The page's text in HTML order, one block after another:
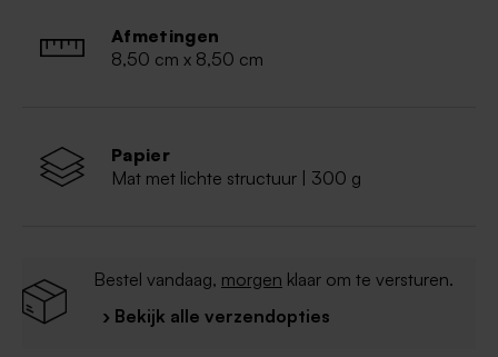
Afmetingen
8,50 cm x 8,50 cm
Papier
Mat met lichte structuur | 300 g
Bestel vandaag, morgen klaar om te versturen.
› Bekijk alle verzendopties